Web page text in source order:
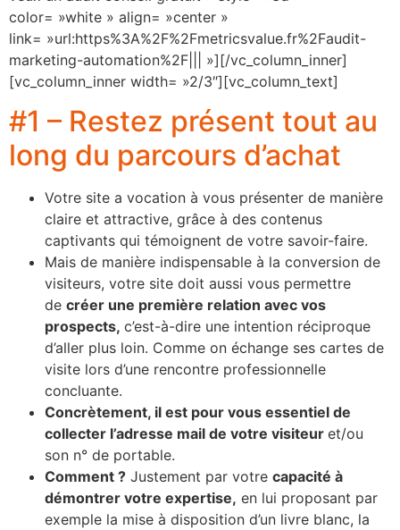
color= »white » align= »center »
link= »url:https%3A%2F%2Fmetricsvalue.fr%2Faudit-
marketing-automation%2F||| »][/vc_column_inner]
[vc_column_inner width= »2/3″][vc_column_text]
#1 – Restez présent tout au
long du parcours d’achat
Votre site a vocation à vous présenter de manière
claire et attractive, grâce à des contenus
captivants qui témoignent de votre savoir-faire.
Mais de manière indispensable à la conversion de
visiteurs, votre site doit aussi vous permettre
de créer une première relation avec vos
prospects, c’est-à-dire une intention réciproque
d’aller plus loin. Comme on échange ses cartes de
visite lors d’une rencontre professionnelle
concluante.
Concrètement, il est pour vous essentiel de
collecter l’adresse mail de votre visiteur et/ou
son n° de portable.
Comment ? Justement par votre capacité à
démontrer votre expertise, en lui proposant par
exemple la mise à disposition d’un livre blanc, la